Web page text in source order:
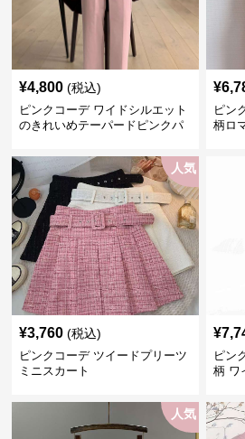
¥4,800 (税込)
ピンクコーデ ワイドシルエット
のきれいめテーパードピンクパ
¥
ピン
柄ロ
人気
¥3,760 (税込)
ピンクコーデ ツイードプリーツ
ミニスカート
¥
ピン
柄 ワ
人気